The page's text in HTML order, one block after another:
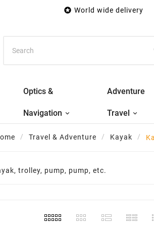
 World wide delivery
Optics &
Navigation
Adventure
Travel
Travel & Adventure Kayak
trolley, pump, pump, etc.